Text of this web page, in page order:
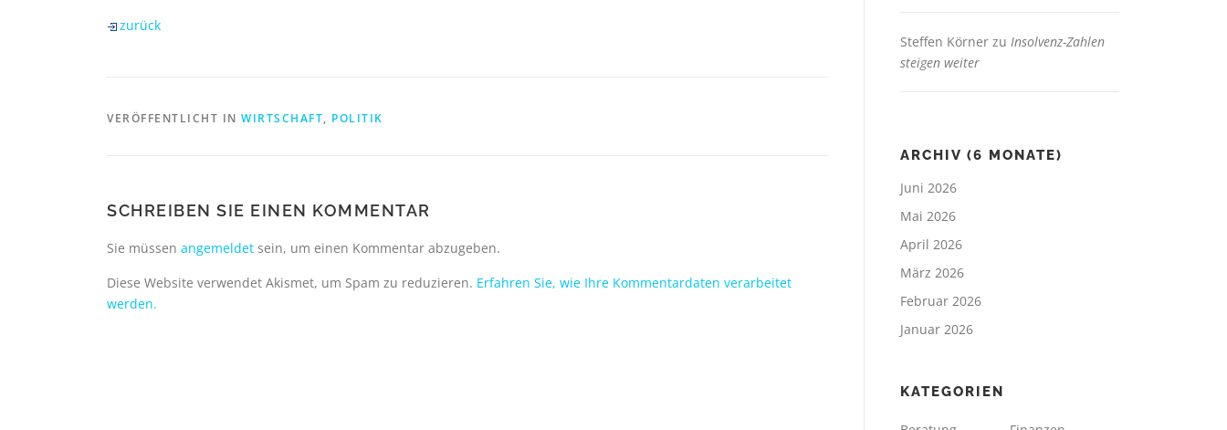
zurück
VERÖFFENTLICHT IN WIRTSCHAFT, POLITIK
SCHREIBEN SIE EINEN KOMMENTAR
Sie müssen angemeldet sein, um einen Kommentar abzugeben.
Diese Website verwendet Akismet, um Spam zu reduzieren. Erfahren Sie, wie Ihre Kommentardaten verarbeitet
werden.
Steffen Körner zu Insolvenz-Zahlen
steigen weiter
ARCHIV (6 MONATE)
Juni 2026
Mai 2026
April 2026
März 2026
Februar 2026
Januar 2026
KATEGORIEN